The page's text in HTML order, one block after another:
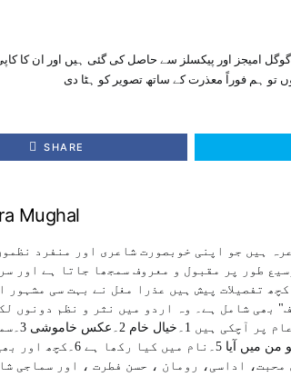
گوگل امیجز اور پیکسلز سے حاصل کی گئی ہیں اور ان کا
تو ہم فوراً معذرت کے ساتھ تصویر کو ہٹا دی
SHARE
Mughal
ہیں جو اپنی خوبصورت شاعری اور منفرد
طور پر مقبول و معروف سمجھا جاتا ہے اور
تفصیلات پیش ہیں عذرا مغل نے بہت سی مشہور
بھی شامل ہے۔ وہ اردو میں نثر و نظم دونوں
ہیں۔ اب تک انکی چھ کتب منظر عام
کو شائید کچھ کہنا ہے 4۔جو من میں آیا 5۔نام میں کیا
اداسی، رومان ، حسن فطرت ، اور سماجی